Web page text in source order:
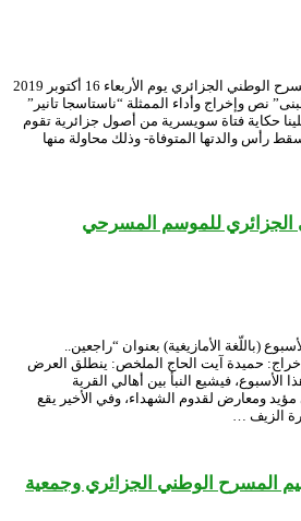
استقبلت قاعة “حاج عمار” بالمسرح الوطني الجزائري يوم الأربعاء 16 أكتوبر 2019
نص وإخراج وأداء الممثلة “ناستاسجا تانير”
حكاية فتاة سويسرية من أصول جزائرية تقوم
رأس والدتها المتوفاة- وذلك محاولة منها
الجزائري للموسم المسرحي
(باللّغة الأمازيغية) بعنوان “راجعين..
حميدة آيت الحاج الملخص: ينطلق العرض
الأسبوع، فيشيع النبأ بين أهالي القرية
ومعارض لقدوم الشهداء، وفي الأخير يقع
الزيف …
المسرح الوطني الجزائري وجمعية